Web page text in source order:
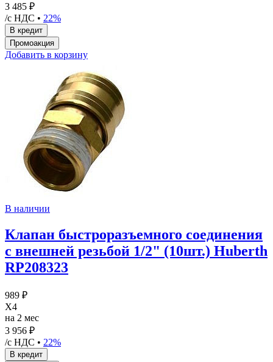
3 485 ₽
/с НДС • 22%
Добавить в корзину
В наличии
Клапан быстроразъемного соединения
с внешней резьбой 1/2" (10шт.) Huberth
RP208323
989 ₽
X4
на 2 мес
3 956 ₽
/с НДС • 22%